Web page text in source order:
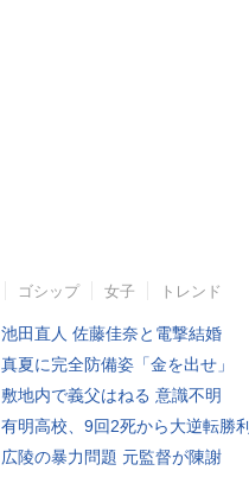
ゴシップ 女子 トレンド
池田直人 佐藤佳奈と電撃結婚
真夏に完全防備姿「金を出せ」
敷地内で義父はねる 意識不明
有明高校、9回2死から大逆転勝利
広陵の暴力問題 元監督が陳謝